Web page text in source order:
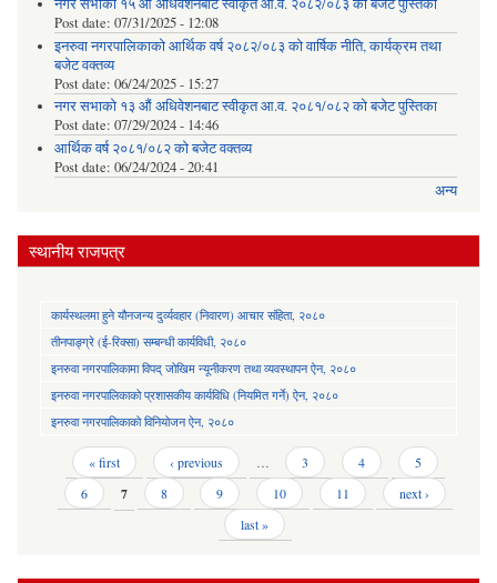
नगर सभाको १५ औं अधिवेशनबाट स्वीकृत आ.व. २०८२/०८३ को बजेट पुस्तिका
Post date: 07/31/2025 - 12:08
इनरुवा नगरपालिकाको आर्थिक वर्ष २०८२/०८३ को वार्षिक नीति, कार्यक्रम तथा
बजेट वक्तव्य
Post date: 06/24/2025 - 15:27
नगर सभाको १३ औं अधिवेशनबाट स्वीकृत आ.व. २०८१/०८२ को बजेट पुस्तिका
Post date: 07/29/2024 - 14:46
आर्थिक वर्ष २०८१/०८२ को बजेट वक्तव्य
Post date: 06/24/2024 - 20:41
अन्य
स्थानीय राजपत्र
कार्यस्थलमा हुने यौनजन्य दुर्व्यवहार (निवारण) आचार संहिता, २०८०
तीनपाङ्ग्रे (ई-रिक्सा) सम्बन्धी कार्यविधी, २०८०
इनरुवा नगरपालिकामा विपद् जोखिम न्यूनीकरण तथा व्यवस्थापन ऐन, २०८०
इनरुवा नगरपालिकाको प्रशासकीय कार्यविधि (नियमित गर्ने) ऐन, २०८०
इनरुवा नगरपालिकाको विनियोजन ऐन, २०८०
Pages « first ‹ previous … 3 4
5
6
7 8 9 10 11
next ›
last »